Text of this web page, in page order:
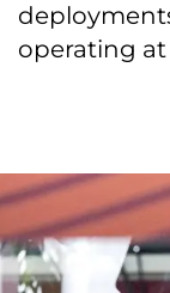
operating at